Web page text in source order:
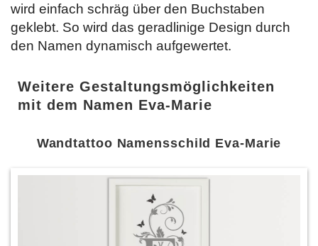
wird einfach schräg über den Buchstaben
geklebt. So wird das geradlinige Design durch
den Namen dynamisch aufgewertet.
Weitere Gestaltungsmöglichkeiten
mit dem Namen Eva-Marie
Wandtattoo Namensschild Eva-Marie